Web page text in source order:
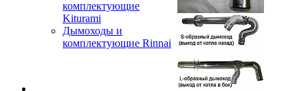
комплектующие
Kiturami
Дымоходы и
комплектующие Rinnai